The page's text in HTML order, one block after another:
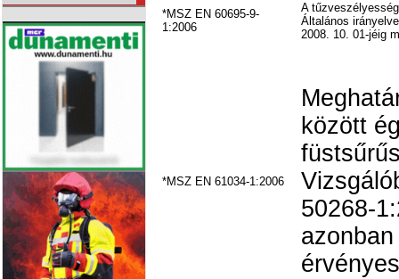
*MSZ EN 60695-9-
1:2006
A
Általános
2008. 10. 01-jéig
*MSZ EN 61034-1:2006
között
50268-